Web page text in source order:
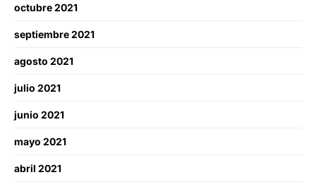
octubre 2021
septiembre 2021
agosto 2021
julio 2021
junio 2021
mayo 2021
abril 2021